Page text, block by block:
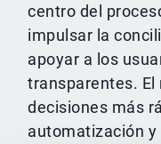
centro del
impulsar la
apoyar a los
transparentes. El
decisiones más
automatización y